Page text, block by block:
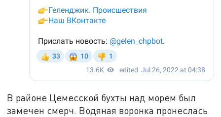
В районе Цемесской бухты над морем был
замечен смерч. Водяная воронка пронеслась